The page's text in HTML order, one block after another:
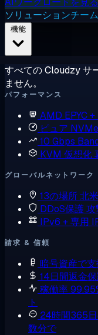
ソリューションチー
すべての Cloudzy サ
ません。
パフォーマンス
AMD EPYC
ピュア
10 Gbps
KVM 仮想化
グローバルネットワーク
13の場所北
DDoS保護攻
IPv6 + 専用
請求 & 信頼
暗号資産で支
14日間返金
稼働率
ト
24時間365
数分で